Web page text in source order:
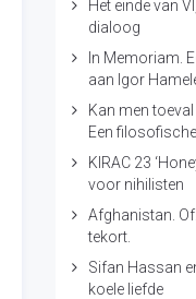
Het einde van
dialoog
In Memoriam.
aan Igor
Kan men
Een
KIRAC 23
voor nihilisten
Afghanistan.
tekort.
Sifan Hassan
koele liefde